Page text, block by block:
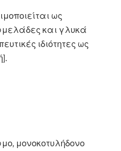
ως
και γλυκά
ιδιότητες ως
μονοκοτυλήδονο